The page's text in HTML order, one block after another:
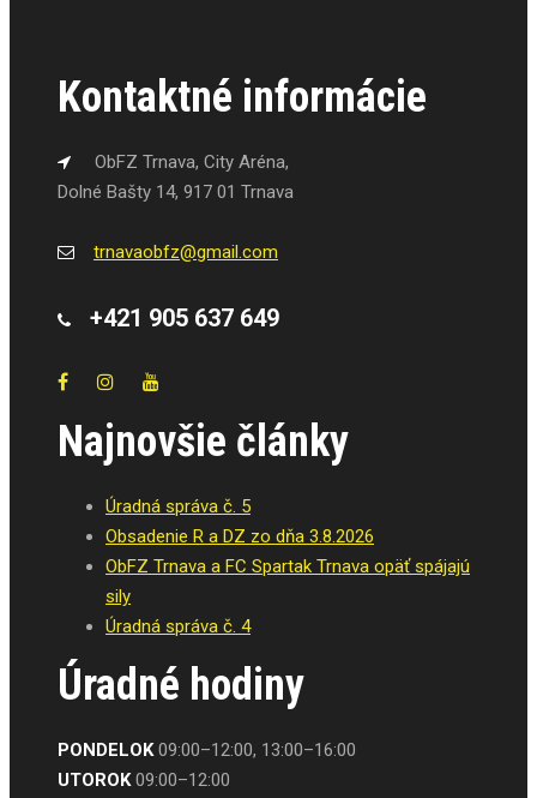
Kontaktné informácie
ObFZ Trnava, City Aréna,
Dolné Bašty 14, 917 01 Trnava
trnavaobfz@gmail.com
+421 905 637 649
Najnovšie články
Úradná správa č. 5
Obsadenie R a DZ zo dňa 3.8.2026
ObFZ Trnava a FC Spartak Trnava opäť spájajú
sily
Úradná správa č. 4
Úradné hodiny
PONDELOK09:00–12:00, 13:00–16:00
UTOROK09:00–12:00